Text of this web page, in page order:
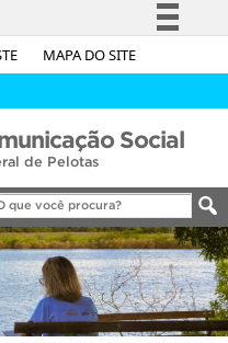
MAPA DO SITE
Simplifique!
Acesso à informação
Legislação
Canais
Social
de Pelotas